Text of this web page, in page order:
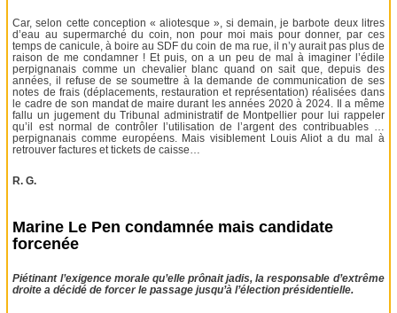
Car, selon cette conception « aliotesque », si demain, je barbote deux litres
d’eau au supermarché du coin, non pour moi mais pour donner, par ces
temps de canicule, à boire au SDF du coin de ma rue, il n’y aurait pas plus de
raison de me condamner ! Et puis, on a un peu de mal à imaginer l’édile
perpignanais comme un chevalier blanc quand on sait que, depuis des
années, il refuse de se soumettre à la demande de communication de ses
notes de frais (déplacements, restauration et représentation) réalisées dans
le cadre de son mandat de maire durant les années 2020 à 2024. Il a même
fallu un jugement du Tribunal administratif de Montpellier pour lui rappeler
qu’il est normal de contrôler l’utilisation de l’argent des contribuables …
perpignanais comme européens. Mais visiblement Louis Aliot a du mal à
retrouver factures et tickets de caisse…
R. G.
Marine Le Pen condamnée mais candidate
forcenée
Piétinant l’exigence morale qu’elle prônait jadis, la responsable d’extrême
droite a décidé de forcer le passage jusqu’à l’élection présidentielle.